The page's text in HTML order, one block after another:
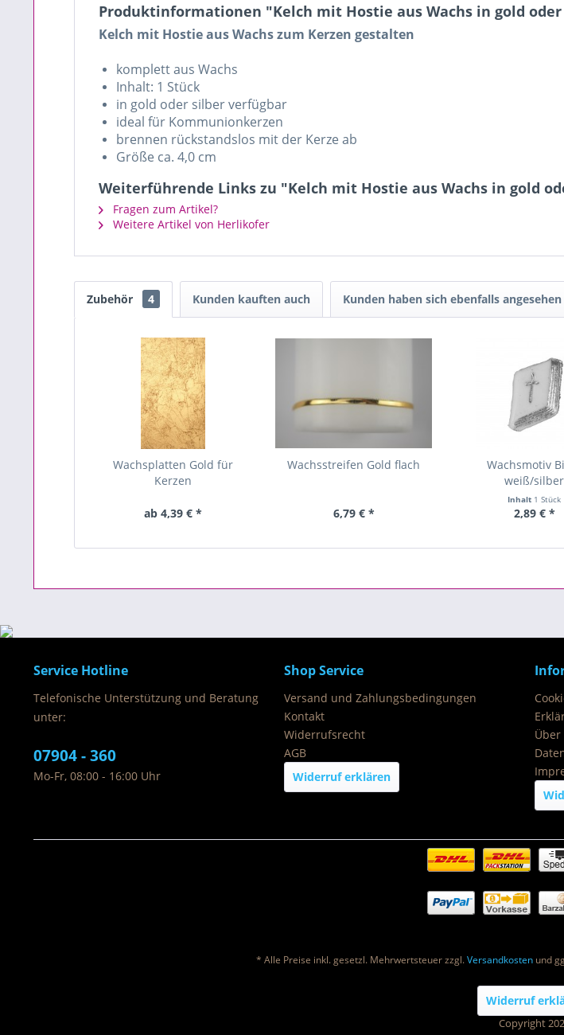
Produktinformationen "Kelch mit Hostie aus Wachs in gold
Kelch mit Hostie aus Wachs zum Kerzen gestalten
komplett aus Wachs
Inhalt: 1 Stück
in gold oder silber verfügbar
ideal für Kommunionkerzen
brennen rückstandslos mit der Kerze ab
Größe ca. 4,0 cm
Weiterführende Links zu "Kelch mit Hostie aus Wachs in gold
Fragen zum Artikel?
Weitere Artikel von Herlikofer
Zubehör 4 Kunden kauften auch Kunden haben sich ebenfalls angesehen
Wachsplatten Gold für
Kerzen
ab 4,39 € *
Wachsstreifen Gold flach
6,79 € *
Wachsmotiv
weiß/silber
Inhalt 1 Stück
2,89 € *
Service Hotline
Telefonische Unterstützung und Beratung
unter:
07904 - 360
Mo-Fr, 08:00 - 16:00 Uhr
Shop Service
Versand und Zahlungsbedingungen
Kontakt
Widerrufsrecht
AGB
Widerruf erklären
Über
* Alle Preise inkl. gesetzl. Mehrwertsteuer zzgl.Versandkostenund
Widerruf
Copyright